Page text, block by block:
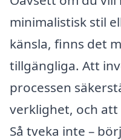
minimalistisk stil
känsla, finns det
tillgängliga. Att
processen
verklighet, och
Så tveka inte –